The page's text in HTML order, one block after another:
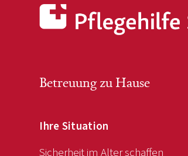
Betreuung zu Hause
Ihre Situation
Sicherheit im Alter schaffen